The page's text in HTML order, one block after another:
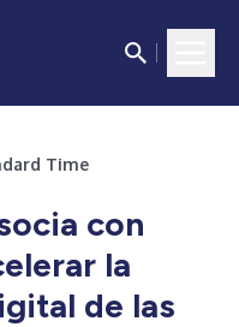
Time
con
la
de las